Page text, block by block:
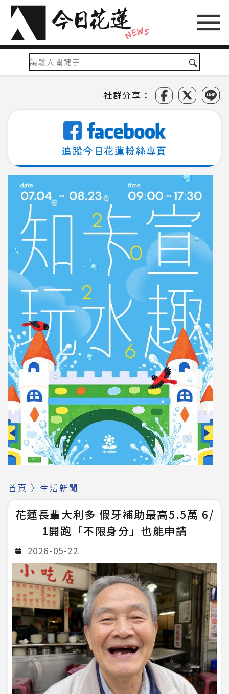
社群分享：
追蹤今日花蓮粉絲專頁
首頁 〉 生活新聞
花蓮長輩大利多 假牙補助最高5.5萬 6/
1開跑「不限身分」也能申請
2026-05-22